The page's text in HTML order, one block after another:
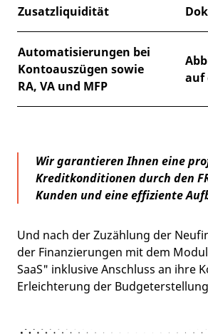
Zusatzliquidität
Automatisierungen bei
Kontoauszügen sowie
RA, VA und MFP
auf
Wir garantieren Ihnen eine
Kreditkonditionen durch den
Kunden und eine effiziente
Und nach der Zuzählung der
der Finanzierungen mit dem
SaaS" inklusive Anschluss an ihre
Erleichterung der